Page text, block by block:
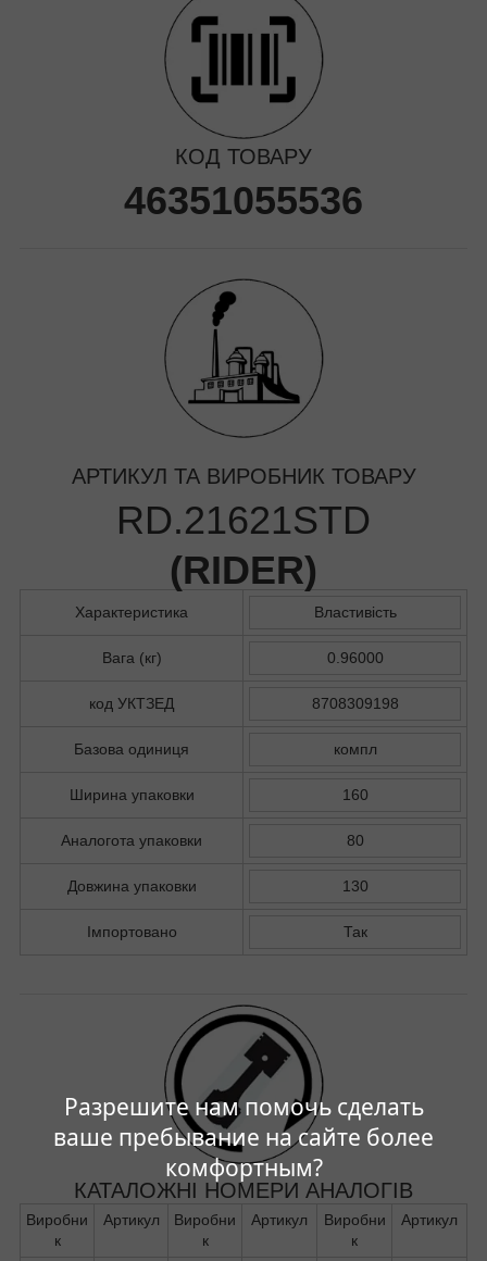
Разрешите нам помочь сделать
ваше пребывание на сайте более
комфортным?
КОД ТОВАРУ
46351055536
АРТИКУЛ ТА ВИРОБНИК ТОВАРУ
RD.21621STD
(RIDER)
Характеристика Властивість
Вага (кг) 0.96000
код УКТЗЕД 8708309198
Базова одиниця компл
Ширина упаковки 160
Аналогота упаковки 80
Довжина упаковки 130
Імпортовано Так
КАТАЛОЖНІ НОМЕРИ АНАЛОГІВ
Виробни
к
Артикул
Виробни
к
Артикул
Виробни
к
Артикул